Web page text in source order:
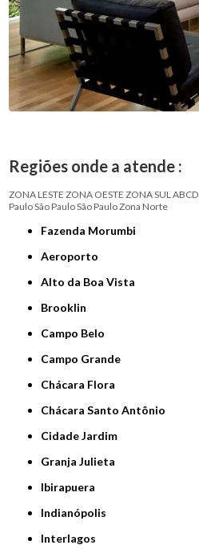
Regiões onde a atende :
ZONA LESTE ZONA OESTE ZONA SULABCD
PauloSão PauloSão PauloZona Norte
Fazenda Morumbi
Aeroporto
Alto da Boa Vista
Brooklin
Campo Belo
Campo Grande
Chácara Flora
Chácara Santo Antônio
Cidade Jardim
Granja Julieta
Ibirapuera
Indianópolis
Interlagos